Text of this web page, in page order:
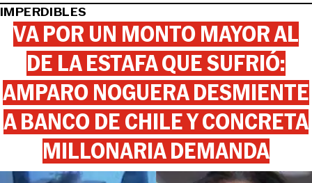
IMPERDIBLES
VA POR UN MONTO MAYOR AL
DE LA ESTAFA QUE SUFRIÓ:
AMPARO NOGUERA DESMIENTE
A BANCO DE CHILE Y CONCRETA
MILLONARIA DEMANDA